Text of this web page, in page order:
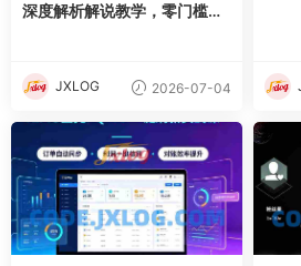
深度解析解说教学，零门槛玩
JXLOG 2026-07-04